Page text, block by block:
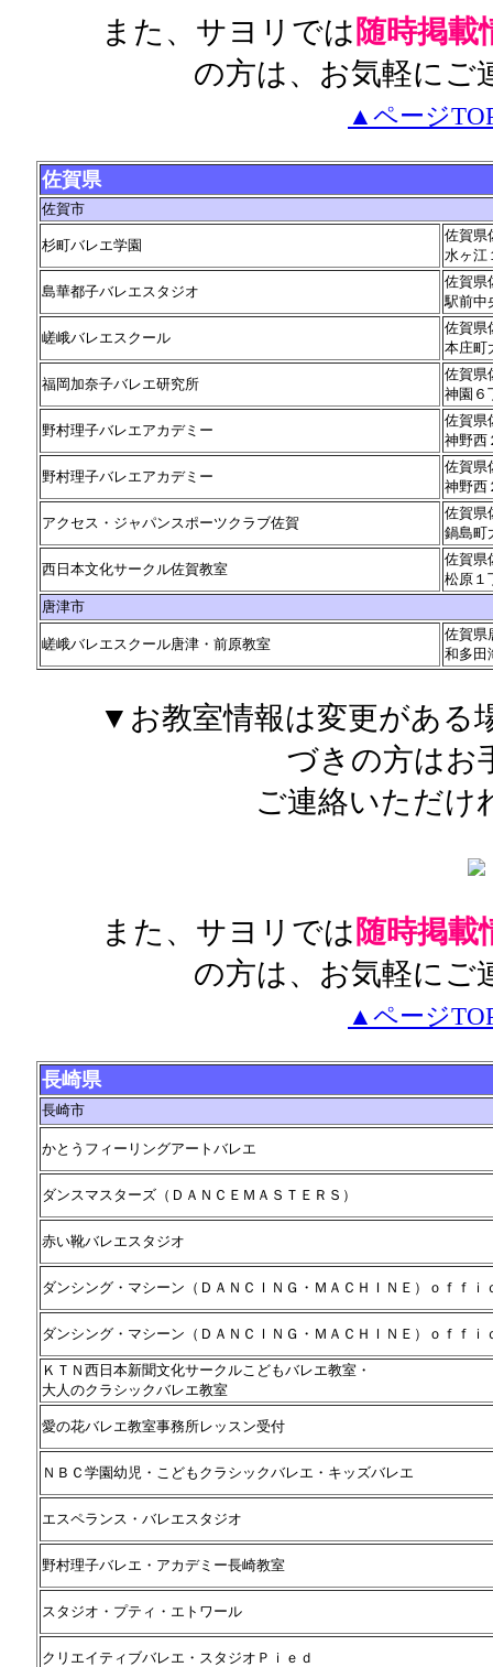
また、サヨリでは 随時掲載
の方は、お気軽にご
▲ページ
佐賀県
佐賀市
杉町バレエ学園
佐賀県
水ヶ江
島華都子バレエスタジオ
佐賀県
駅前中
嵯峨バレエスクール
佐賀県
本庄町
福岡加奈子バレエ研究所
佐賀県
神園６
野村理子バレエアカデミー
佐賀県
神野西
野村理子バレエアカデミー
佐賀県
神野西
アクセス・ジャパンスポーツクラブ佐賀
佐賀県
鍋島町
西日本文化サークル佐賀教室
佐賀県
松原１
唐津市
嵯峨バレエスクール唐津・前原教室
佐賀県
和多田
▼お教室情報は変更がある
づきの方はお
ご連絡いただけ
また、サヨリでは 随時掲載
の方は、お気軽にご
▲ページ
長崎県
長崎市
かとうフィーリングアートバレエ
ダンスマスターズ（ＤＡＮＣＥＭＡＳＴＥＲＳ）
赤い靴バレエスタジオ
ダンシング・マシーン（ＤＡＮＣＩＮＧ・ＭＡＣＨＩＮＥ）ｏｆｆｉ
ダンシング・マシーン（ＤＡＮＣＩＮＧ・ＭＡＣＨＩＮＥ）ｏｆｆｉ
ＫＴＮ西日本新聞文化サークルこどもバレエ教室・
大人のクラシックバレエ教室
愛の花バレエ教室事務所レッスン受付
ＮＢＣ学園幼児・こどもクラシックバレエ・キッズバレエ
エスペランス・バレエスタジオ
野村理子バレエ・アカデミー長崎教室
スタジオ・プティ・エトワール
クリエイティブバレエ・スタジオＰｉｅｄ